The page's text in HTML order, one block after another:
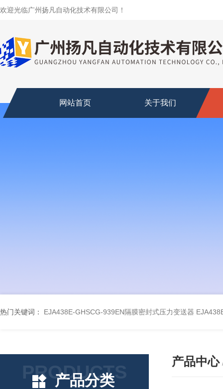
欢迎光临广州扬凡自动化技术有限公司！
网站首页 关于我们
热门关键词： EJA438E-GHSCG-939EN隔膜密封式压力变送器
PRODUCTS
产品分类
产品中心